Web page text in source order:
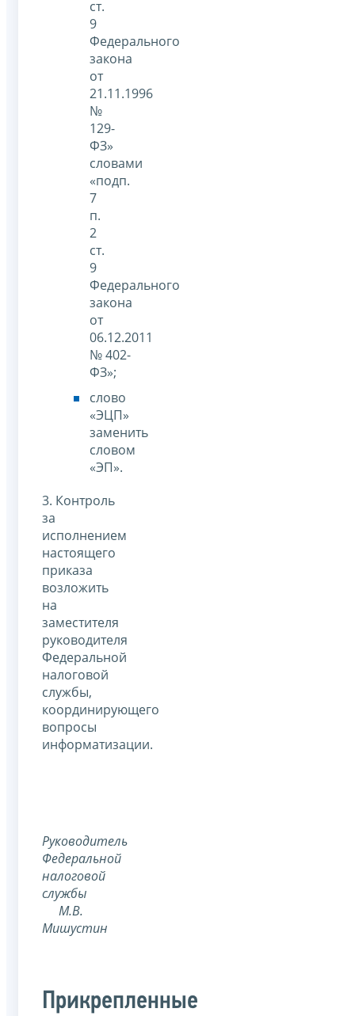
ст.
9
Федерального
закона
от
21.11.1996
№
129-
ФЗ»
словами
«подп.
7
п.
2
ст.
9
Федерального
закона
от
06.12.2011
№ 402-
ФЗ»;
слово
«ЭЦП»
заменить
словом
«ЭП».
3. Контроль
за
исполнением
настоящего
приказа
возложить
на
заместителя
руководителя
Федеральной
налоговой
службы,
координирующего
вопросы
информатизации.
Руководитель
Федеральной
налоговой
службы
М.В.
Мишустин
Прикрепленные